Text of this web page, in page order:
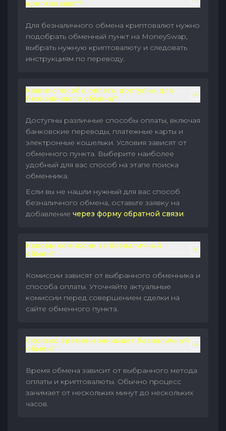
криптовалют?
Для безналичного обмена криптовалют нужно
подобрать обменный пункт на MoneySwap,
выбрать нужную криптовалюту и следовать
инструкциям по переводу.
Какие способы оплаты доступны для
безналичного обмена?
Доступны различные способы оплаты, включая
банковские переводы, платежные карты и
электронные кошельки. Условия зависят от
обменного пункта. Выберите наиболее
удобный для вас способ на этапе поиска
обменника.
Если вы не нашли нужный для вас способ
безналичного обмена, оставьте заявку на
добавление через форму обратной связи.
Каковы комиссии за безналичный
обмен?
Комиссии зависят от выбранного обменника и
способа оплаты. Уточняйте актуальные
комиссии перед совершением сделки на
сайте обменного пункта.
Сколько времени занимает безналичный
обмен?
Время обмена зависит от выбранного метода
оплаты и криптовалюты. Обычно процесс
занимает от нескольких минут до нескольких
часов.